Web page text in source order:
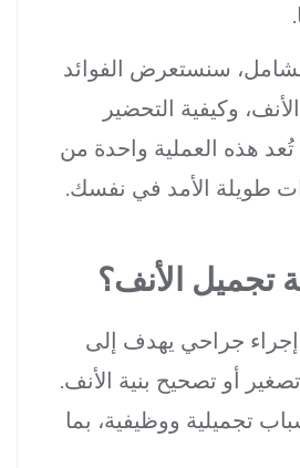
سنستعرض الفوائد
وكيفية التحضير
تُعد هذه العملية واحدة من
طويلة الأمد في نفسك.
تجميل الأنف؟
جراحي يهدف إلى
أو تصحيح بنية الأنف.
تجميلية ووظيفية، بما